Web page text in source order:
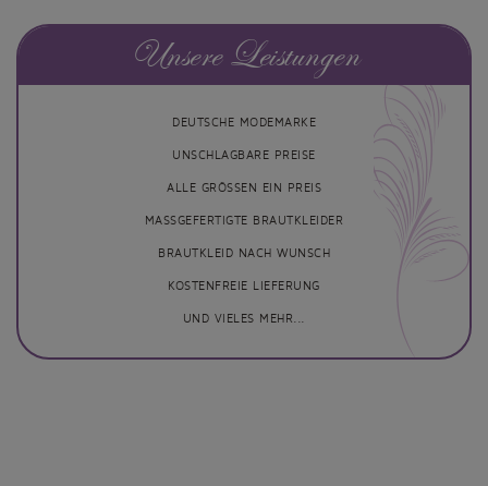
Unsere Leistungen
DEUTSCHE MODEMARKE
UNSCHLAGBARE PREISE
ALLE GRÖSSEN EIN PREIS
MASSGEFERTIGTE BRAUTKLEIDER
BRAUTKLEID NACH WUNSCH
KOSTENFREIE LIEFERUNG
UND VIELES MEHR...